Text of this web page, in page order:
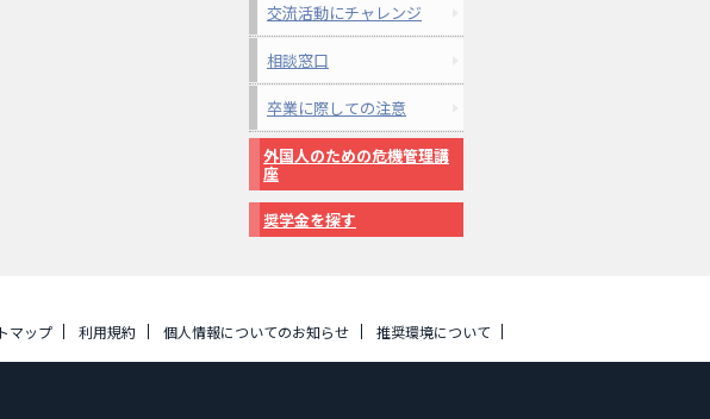
交流活動にチャレンジ
相談窓口
卒業に際しての注意
外国人のための危機管理講
座
奨学金を探す
マップ 利用規約 個人情報についてのお知らせ 推奨環境について